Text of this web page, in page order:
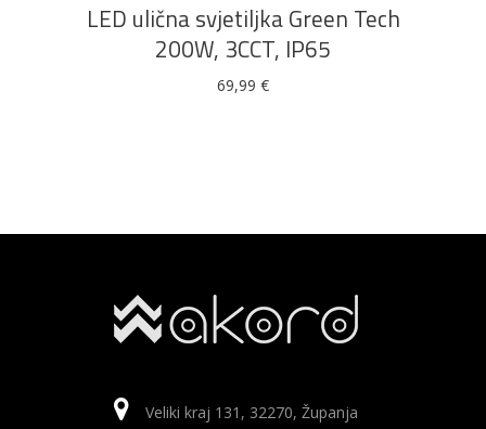
LED ulična svjetiljka Green Tech
200W, 3CCT, IP65
69,99 €
Veliki kraj 131, 32270, Županja